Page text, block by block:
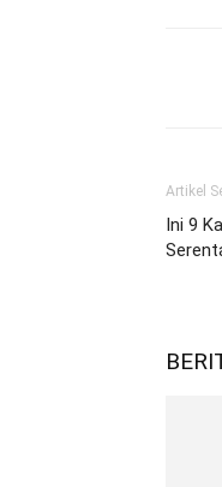
Artikel
Ini 9